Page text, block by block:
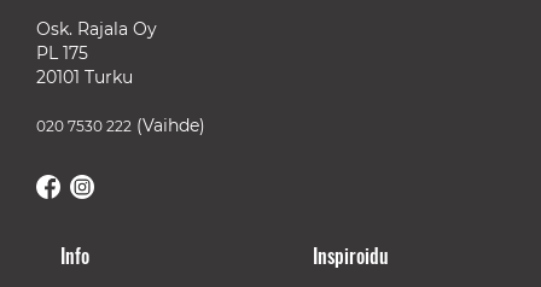
Osk. Rajala Oy
PL 175
20101 Turku
020 7530 222 (Vaihde)
Info Inspiroidu